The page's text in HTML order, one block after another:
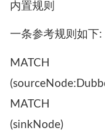
内置规则
一条参考规则如下:
MATCH
MATCH
(sinkNode)